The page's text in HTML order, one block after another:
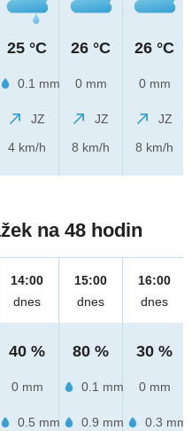
25 °C
0.1 mm
JZ
4 km/h
26 °C
0 mm
JZ
8 km/h
26 °C
0 mm
JZ
8 km/h
na 48 hodin
14:00
dnes
40 %
0 mm
0.5 mm
15:00
dnes
80 %
0.1 mm
0.9 mm
16:00
dnes
30 %
0 mm
0.3 mm